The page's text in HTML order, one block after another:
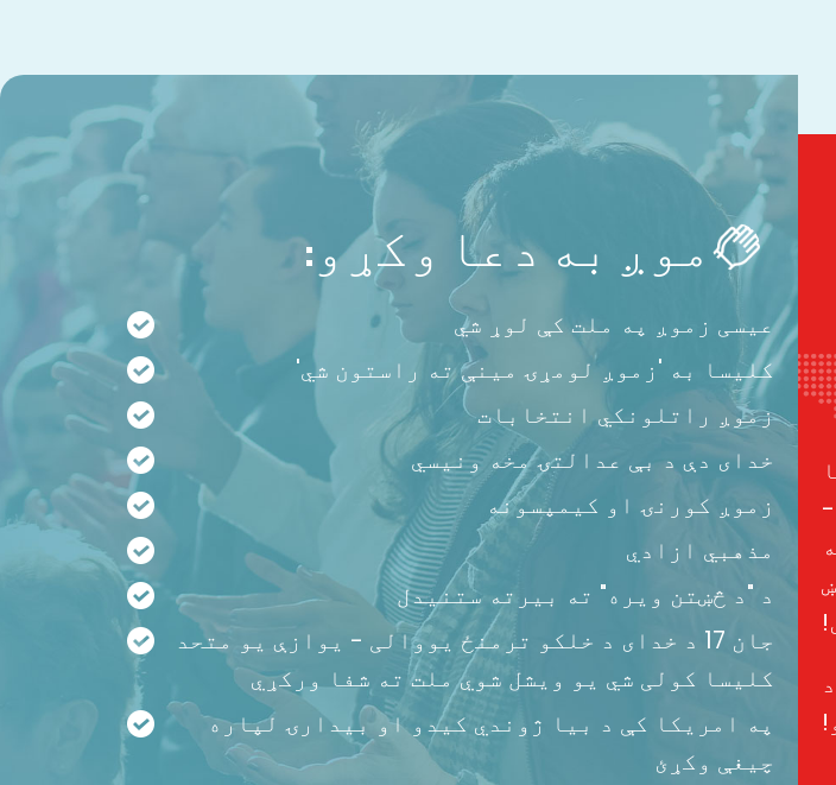
موږ به دعا وکړو:
عیسی زموږ په ملت کې لوړ شي
کلیسا به 'زموږ لومړۍ مینې ته راستون شي'
زموږ راتلونکي انتخابات
خدای دې د بې عدالتۍ مخه ونیسي
زموږ کورنۍ او کیمپسونه
مذهبي ازادي
د "د څښتن ویره" ته بیرته ستنیدل
جان 17 د خدای د خلکو ترمنځ یووالی - یوازې یو متحد
کلیسا کولی شي یو ویشل شوي ملت ته شفا ورکړي
په امریکا کې د بیا ژوندي کیدو او بیدارۍ لپاره
چیغې وکړئ